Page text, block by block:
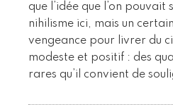
que l’idée que l’on pouvait
nihilisme ici, mais un
vengeance pour livrer du
modeste et positif : des
rares qu’il convient de